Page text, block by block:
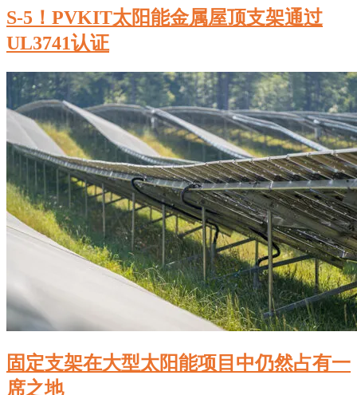
S-5！PVKIT太阳能金属屋顶支架通过
UL3741认证
固定支架在大型太阳能项目中仍然占有一
席之地